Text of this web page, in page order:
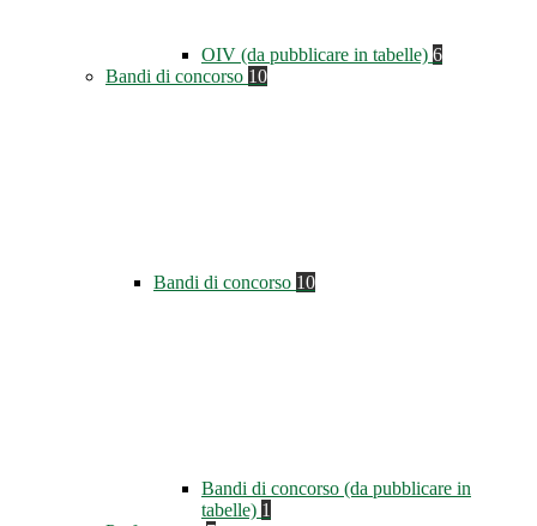
OIV (da pubblicare in tabelle) 6
Bandi di concorso 10
Bandi di concorso 10
Bandi di concorso (da pubblicare in
tabelle) 1